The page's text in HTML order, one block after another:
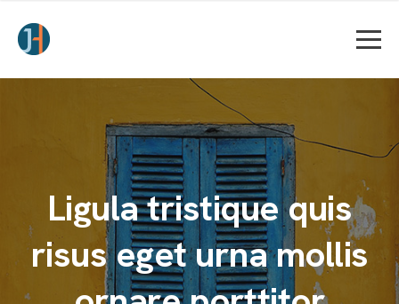
Ligula tristique quis
risus eget urna mollis